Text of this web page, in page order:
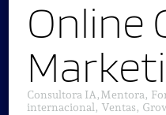
Online
Consultora IA,Mentora,
internacional, Ventas,